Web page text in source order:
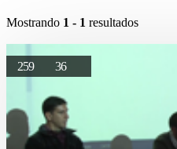
Mostrando 1 - 1 resultados
259 36